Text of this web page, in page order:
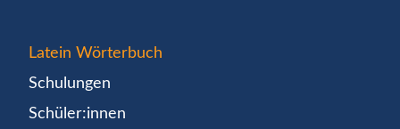
Latein Wörterbuch
Schulungen
Schüler:innen